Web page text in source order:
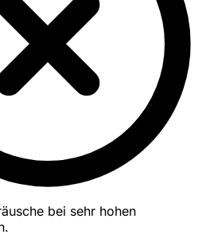
bei sehr hohen